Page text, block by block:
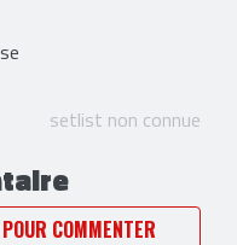
setlist non connue
COMMENTER